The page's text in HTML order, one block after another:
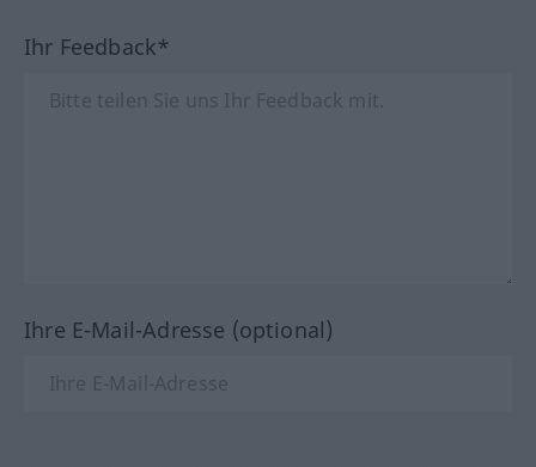
Ihr Feedback*
Ihre E-Mail-Adresse (optional)